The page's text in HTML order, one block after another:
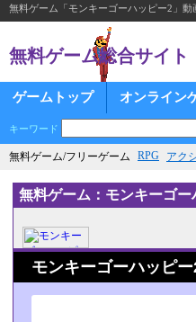
無料ゲーム「モンキーゴーハッピー2」動
無料ゲーム総合サイト
ゲームトップ オンライン
キーワード
無料ゲーム/フリーゲーム RPG アク
無料ゲーム：モンキーゴー
モンキーゴーハッピ